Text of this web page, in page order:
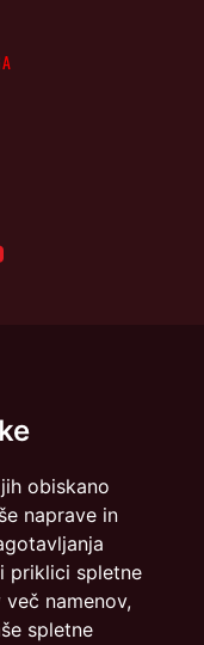
obiskano
naprave in
priklici spletne
namenov,
spletne